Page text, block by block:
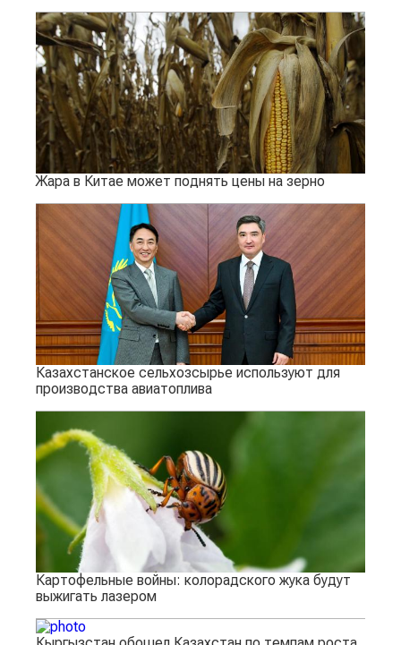
Жара в Китае может поднять цены на зерно
Казахстанское сельхозсырье используют для
производства авиатоплива
Картофельные войны: колорадского жука будут
выжигать лазером